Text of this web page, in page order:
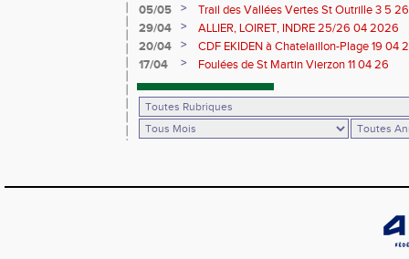
05/05
>
Trail des Vallées Vertes St Outrille 3 5 26
29/04
>
ALLIER, LOIRET, INDRE 25/26 04 2026
20/04
>
CDF EKIDEN à Chatelaillon-Plage 19 04
17/04
> Foulées de St Martin Vierzon 11 04 26